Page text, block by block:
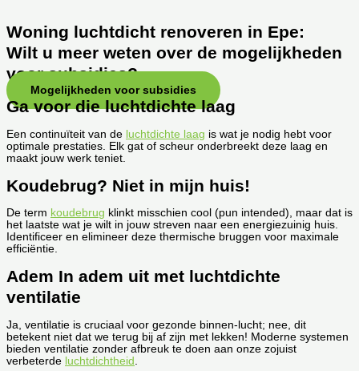
Woning luchtdicht renoveren in Epe:
Wilt u meer weten over de mogelijkheden
voor subsidies?
Mogelijkheden voor subsidies
Ga voor die luchtdichte laag
Een continuïteit van de luchtdichte laag is wat je nodig hebt voor
optimale prestaties. Elk gat of scheur onderbreekt deze laag en
maakt jouw werk teniet.
Koudebrug? Niet in mijn huis!
De term koudebrug klinkt misschien cool (pun intended), maar dat is
het laatste wat je wilt in jouw streven naar een energiezuinig huis.
Identificeer en elimineer deze thermische bruggen voor maximale
efficiëntie.
Adem In adem uit met luchtdichte
ventilatie
Ja, ventilatie is cruciaal voor gezonde binnen-lucht; nee, dit
betekent niet dat we terug bij af zijn met lekken! Moderne systemen
bieden ventilatie zonder afbreuk te doen aan onze zojuist
verbeterde luchtdichtheid